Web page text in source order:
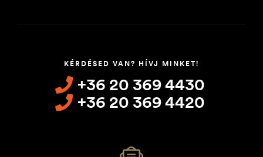
KÉRDÉSED VAN? HÍVJ MINKET!
+36 20 369 4430
+36 20 369 4420